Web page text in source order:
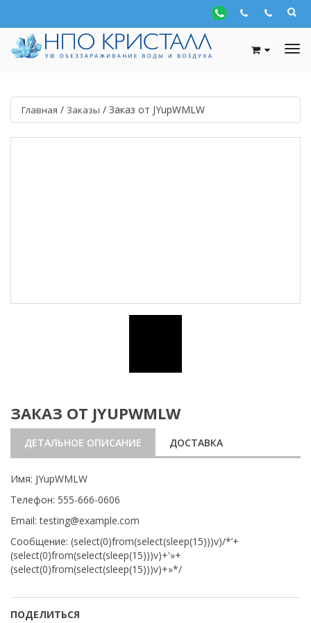
Главная / Заказы / Заказ от JYupWMLW
ЗАКАЗ ОТ JYUPWMLW
ДЕТАЛЬНОЕ ОПИСАНИЕ ДОСТАВКА
Имя: JYupWMLW
Телефон: 555-666-0606
Email: testing@example.com
Сообщение: (select(0)from(select(sleep(15)))v)/*’+
(select(0)from(select(sleep(15)))v)+'»+
(select(0)from(select(sleep(15)))v)+»*/
ПОДЕЛИТЬСЯ